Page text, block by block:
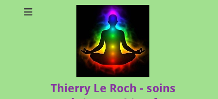
Thierry Le Roch - soins